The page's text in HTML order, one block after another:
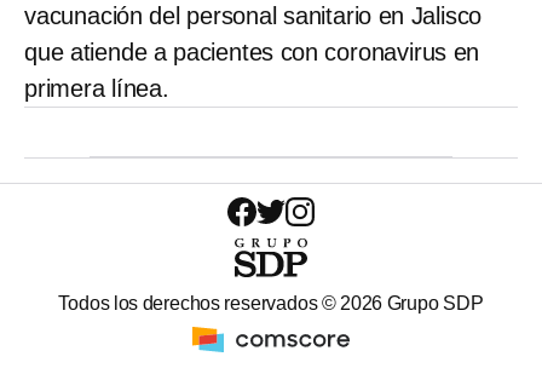
vacunación del personal sanitario en Jalisco
que atiende a pacientes con coronavirus en
primera línea.
Todos los derechos reservados © 2026 Grupo SDP